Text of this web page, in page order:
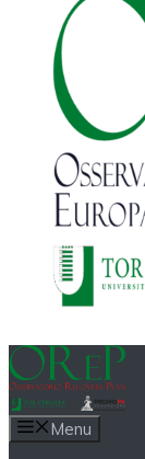
Menu